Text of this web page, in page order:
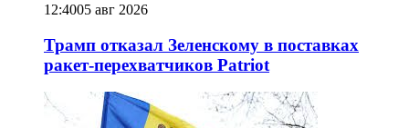
12:4005 авг 2026
Трамп отказал Зеленскому в поставках
ракет-перехватчиков Patriot